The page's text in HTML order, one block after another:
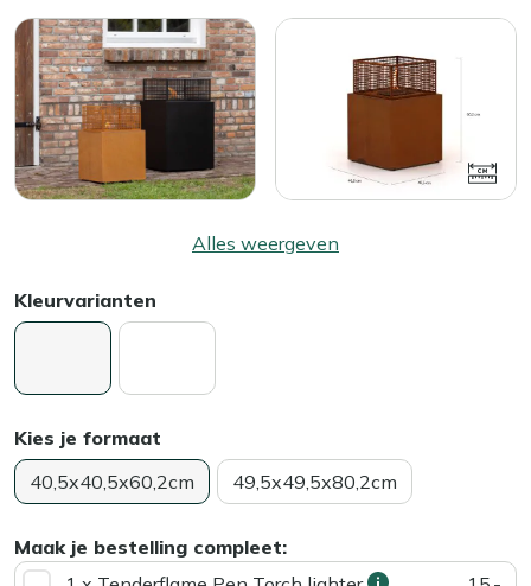
Alles weergeven
Kleurvarianten
Kies je formaat
40,5x40,5x60,2cm
49,5x49,5x80,2cm
Maak je bestelling compleet: